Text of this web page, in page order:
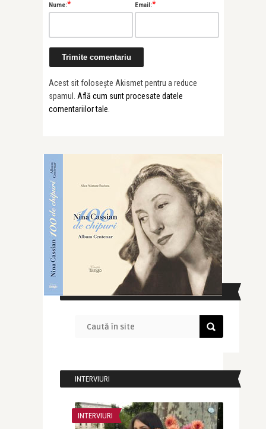
Nume:* Email:*
Acest sit folosește Akismet pentru a reduce
spamul. Află cum sunt procesate datele
comentariilor tale
CAUTĂ ÎN SITE
INTERVIURI
INTERVIURI